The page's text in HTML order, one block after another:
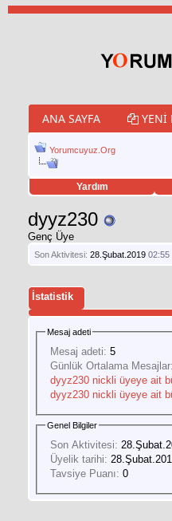
ANA SAYFA YENI
Yorumcuyuz.Org
Yardım
hilesi
dyyz230
Genç Üye
Son Aktivitesi: 28.Şubat.2019 02:55
İstatistik
Mesaj adeti
Mesaj adeti: 5
Günlük Ortalama Mesajlar:
dyyz230 nickli üyeye ait
dyyz230 nickli üyeye ait
Genel Bilgiler
Son Aktivitesi:
Üyelik tarihi:
Tavsiye Puanı: 0